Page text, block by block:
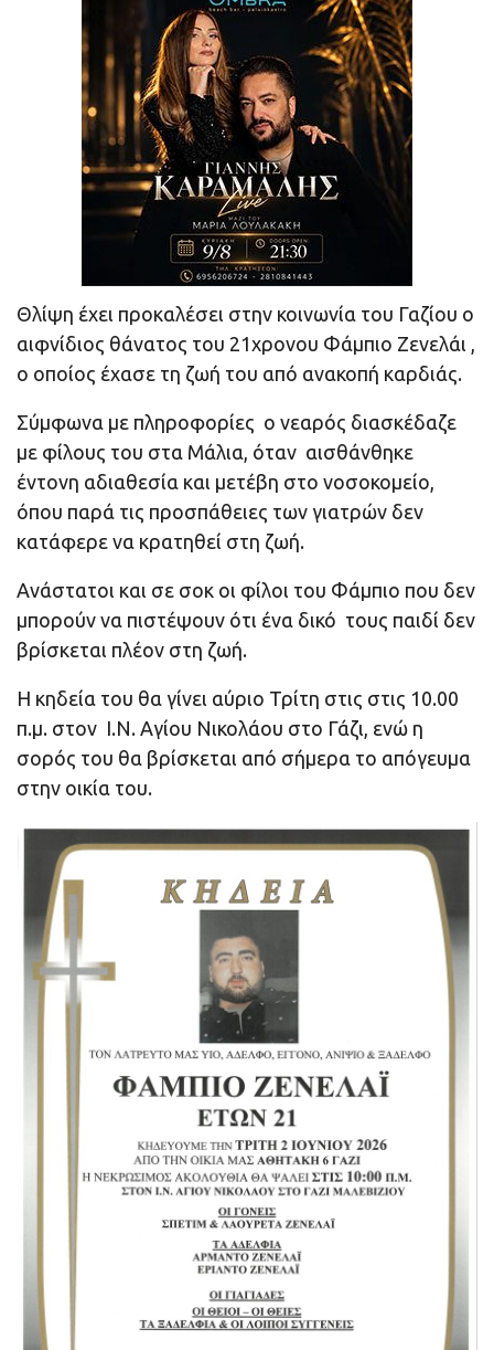
Θλίψη έχει προκαλέσει στην κοινωνία του Γαζίου ο
αιφνίδιος θάνατος του 21χρονου Φάμπιο Ζενελάι ,
ο οποίος έχασε τη ζωή του από ανακοπή καρδιάς.
Σύμφωνα με πληροφορίες ο νεαρός διασκέδαζε
με φίλους του στα Μάλια, όταν αισθάνθηκε
έντονη αδιαθεσία και μετέβη στο νοσοκομείο,
όπου παρά τις προσπάθειες των γιατρών δεν
κατάφερε να κρατηθεί στη ζωή.
Ανάστατοι και σε σοκ οι φίλοι του Φάμπιο που δεν
μπορούν να πιστέψουν ότι ένα δικό τους παιδί δεν
βρίσκεται πλέον στη ζωή.
Η κηδεία του θα γίνει αύριο Τρίτη στις στις 10.00
π.μ. στον Ι.Ν. Αγίου Νικολάου στο Γάζι, ενώ η
σορός του θα βρίσκεται από σήμερα το απόγευμα
στην οικία του.